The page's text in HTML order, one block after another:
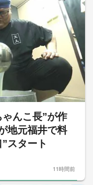
んこ長”が作
地元福井で料
スタート
11時間前